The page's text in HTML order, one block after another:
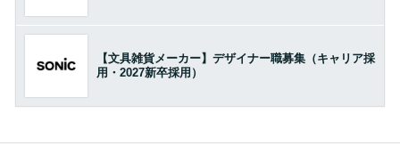
【文具雑貨メーカー】デザイナー職募集（キャリア採
用・2027新卒採用）